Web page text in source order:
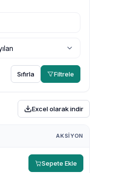
Sıfırla Filtrele
Excel olarak indir
AKSIYON
Sepete Ekle